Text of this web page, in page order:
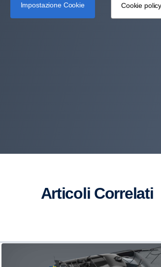
Impostazione Cookie Cookie
Articoli Correlati